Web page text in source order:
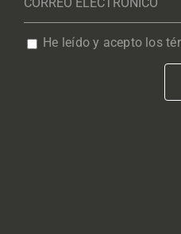
He leído y acepto los